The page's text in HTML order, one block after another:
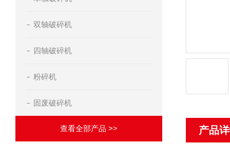
双轴破碎机
四轴破碎机
粉碎机
固废破碎机
查看全部产品 >> 产品